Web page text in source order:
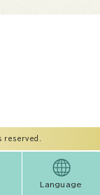
Language
reserved.